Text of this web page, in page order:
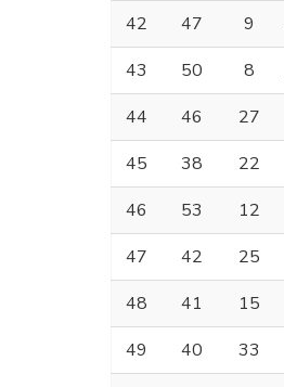
42
47 9
43
50 8
44
46 27
45
38 22
46
53 12
47
42 25
48
41 15
49
40 33